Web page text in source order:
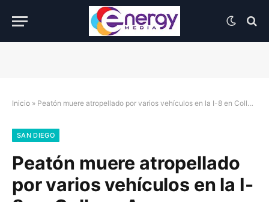
Inicio » Peatón muere atropellado por varios vehículos en la I-8 en College Area
SAN DIEGO
Peatón muere atropellado
por varios vehículos en la I-